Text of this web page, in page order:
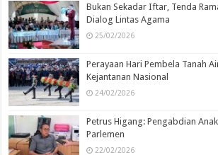
Bukan Sekadar Iftar, Tenda
Dialog Lintas Agama
25/02/2026
Perayaan Hari Pembela Tanah
Kejantanan Nasional
24/02/2026
Petrus Higang: Pengabdian
Parlemen
22/02/2026